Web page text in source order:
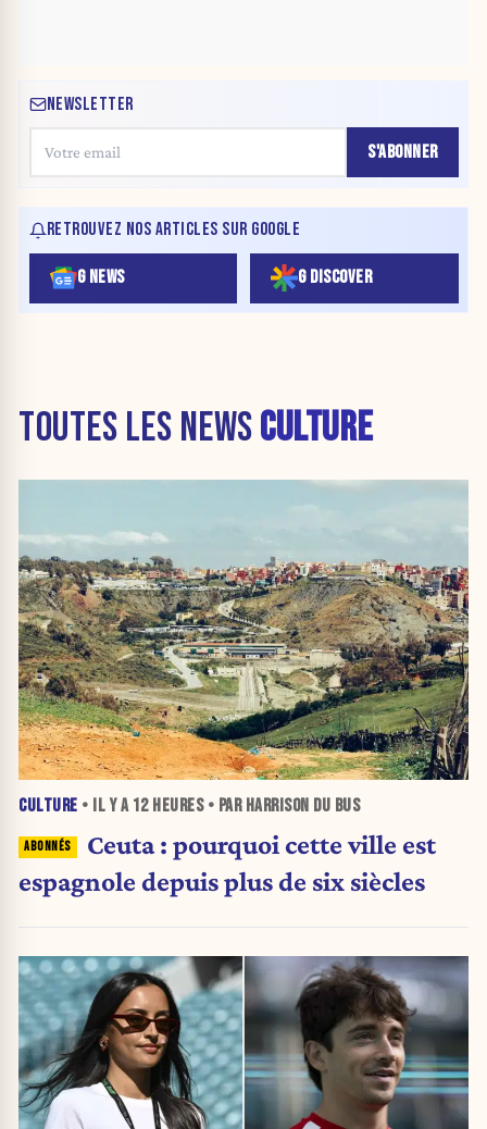
NEWSLETTER
S'ABONNER
RETROUVEZ NOS ARTICLES SUR GOOGLE
G NEWS G DISCOVER
TOUTES LES NEWSCULTURE
CULTURE • IL Y A 12 HEURES• PAR HARRISON DU BUS
Ceuta : pourquoi cette ville est
espagnole depuis plus de six siècles